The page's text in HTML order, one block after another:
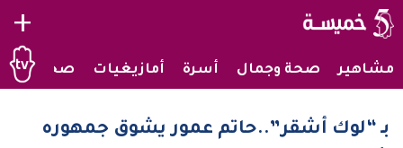
+
مشاهير صحة وجمال أسرة أمازيغيات صحراويات
بـ “لوك أشقر”..حاتم عمور يشوق جمهوره